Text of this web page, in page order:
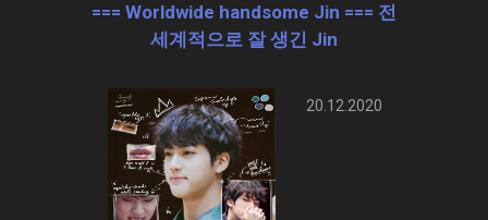
=== Worldwide handsome Jin === 전
세계적으로 잘 생긴 Jin
20.12.2020